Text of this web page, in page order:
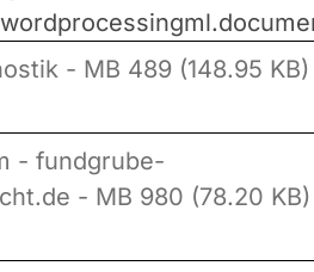
- MB 489 (148.95 KB)
- fundgrube-
- MB 980 (78.20 KB)